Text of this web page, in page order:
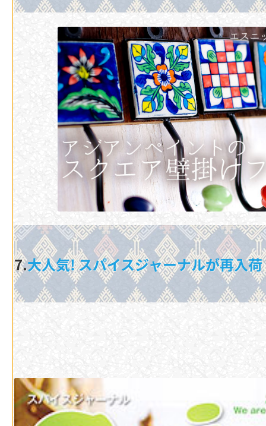
7.大人気! スパイスジャーナルが再入